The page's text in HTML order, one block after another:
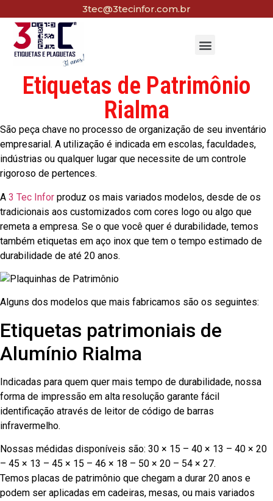
3tec@3tecinfor.com.br
Etiquetas de Patrimônio
Rialma
São peça chave no processo de organização de seu inventário
empresarial. A utilização é indicada em escolas, faculdades,
indústrias ou qualquer lugar que necessite de um controle
rigoroso de pertences.
A 3 Tec Infor produz os mais variados modelos, desde de os
tradicionais aos customizados com cores logo ou algo que
remeta a empresa. Se o que você quer é durabilidade, temos
também etiquetas em aço inox que tem o tempo estimado de
durabilidade de até 20 anos.
Alguns dos modelos que mais fabricamos são os seguintes:
Etiquetas patrimoniais de
Alumínio Rialma
Indicadas para quem quer mais tempo de durabilidade, nossa
forma de impressão em alta resolução garante fácil
identificação através de leitor de código de barras
infravermelho.
Nossas médidas disponíveis são: 30 × 15 – 40 × 13 – 40 × 20
– 45 × 13 – 45 × 15 – 46 × 18 – 50 × 20 – 54 × 27.
Temos placas de patrimônio que chegam a durar 20 anos e
podem ser aplicadas em cadeiras, mesas, ou mais variados